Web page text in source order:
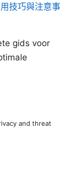
技巧與注意事
gids voor
and threat